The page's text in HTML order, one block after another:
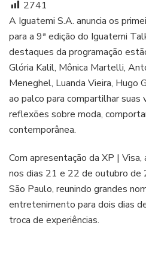
Fashion
2741
A Iguatemi S.A. anuncia os
para a 9ª edição do Iguatemi
destaques da programação
Glória Kalil, Mônica Martelli,
Meneghel, Luanda Vieira, Hugo
ao palco para compartilhar suas
reflexões sobre moda,
contemporânea.
Com apresentação da XP | Visa,
nos dias 21 e 22 de outubro de
São Paulo, reunindo grandes
entretenimento para dois dias
troca de experiências.